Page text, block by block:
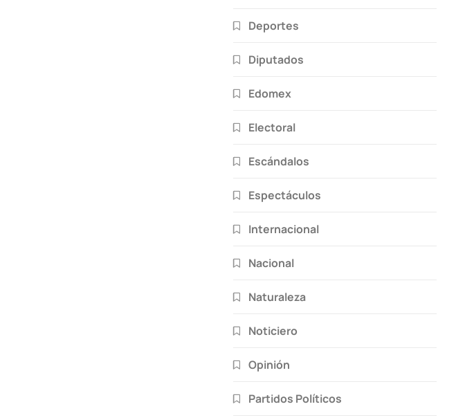
Deportes
Diputados
Edomex
Electoral
Escándalos
Espectáculos
Internacional
Nacional
Naturaleza
Noticiero
Opinión
Partidos Políticos